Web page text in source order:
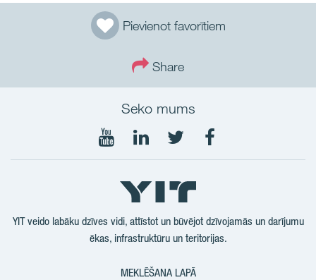
Pievienot favorītiem
Share
Seko mums
Seko
mums
YouTube
Seko
mums
LinkedIn
Seko
mums
Twtitter
Seko
YIT veido labāku dzīves vidi, attīstot un būvējot dzīvojamās un darījumu
ēkas, infrastruktūru un teritorijas.
MEKLĒŠANA LAPĀ